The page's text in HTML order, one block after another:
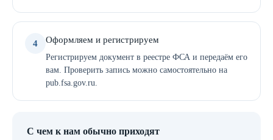
4 Оформляем и регистрируем
Регистрируем документ в реестре ФСА и передаём его
вам. Проверить запись можно самостоятельно на
pub.fsa.gov.ru.
С чем к нам обычно приходят